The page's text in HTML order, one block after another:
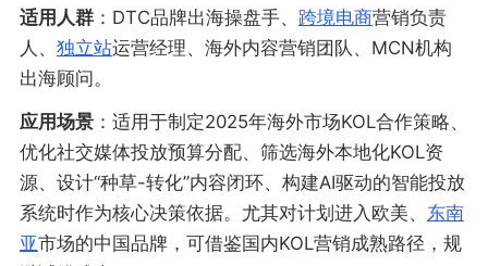
适用人群：DTC品牌出海操盘手、 跨境电商营销负责
人、 独立站运营经理、海外内容营销团队、MCN机构
出海顾问。
应用场景：适用于制定2025年海外市场KOL合作策略、
优化社交媒体投放预算分配、筛选海外本地化KOL资
源、设计“种草-转化”内容闭环、构建AI驱动的智能投放
系统时作为核心决策依据。尤其对计划进入欧美、 东南
亚市场的中国品牌，可借鉴国内KOL营销成熟路径，规